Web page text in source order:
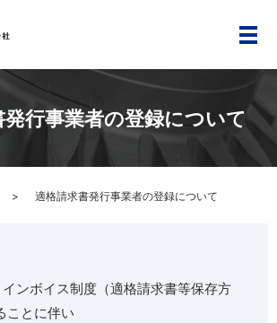
メ
行事業者の登録について
適格請求書発行事業者の登録について
ンボイス制度（適格請求書等保存方
ことに伴い